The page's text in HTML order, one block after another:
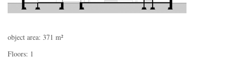
object area: 371 m²
Floors: 1